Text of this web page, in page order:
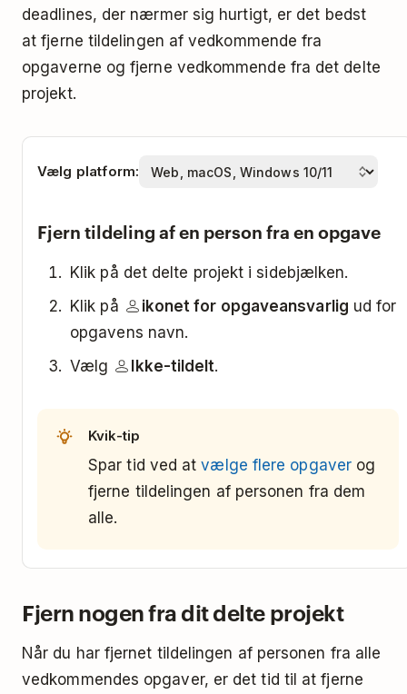
deadlines, der nærmer sig hurtigt, er det bedst
at fjerne tildelingen af vedkommende fra
opgaverne og fjerne vedkommende fra det delte
projekt.
Vælg platform:
Fjern tildeling af en person fra en opgave
Klik på det delte projekt i sidebjælken.
Klik på
ikonet for opgaveansvarlig ud for
opgavens navn.
Vælg
Ikke-tildelt.
Kvik-tip
Spar tid ved atvælge flere opgaver og
fjerne tildelingen af personen fra dem
alle.
Fjern nogen fra dit delte projekt
Når du har fjernet tildelingen af personen fra alle
vedkommendes opgaver, er det tid til at fjerne